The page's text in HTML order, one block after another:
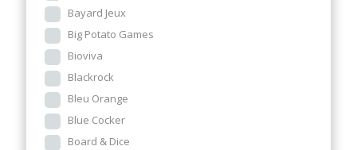
Bayard Jeux
Big Potato Games
Bioviva
Blackrock
Bleu Orange
Blue Cocker
Board & Dice